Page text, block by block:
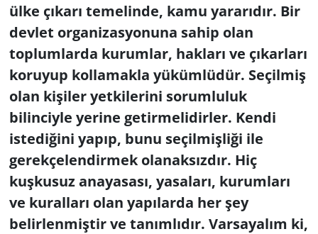
ülke çıkarı temelinde, kamu yararıdır. Bir
devlet organizasyonuna sahip olan
toplumlarda kurumlar, hakları ve çıkarları
koruyup kollamakla yükümlüdür. Seçilmiş
olan kişiler yetkilerini sorumluluk
bilinciyle yerine getirmelidirler. Kendi
istediğini yapıp, bunu seçilmişliği ile
gerekçelendirmek olanaksızdır. Hiç
kuşkusuz anayasası, yasaları, kurumları
ve kuralları olan yapılarda her şey
belirlenmiştir ve tanımlıdır. Varsayalım ki,